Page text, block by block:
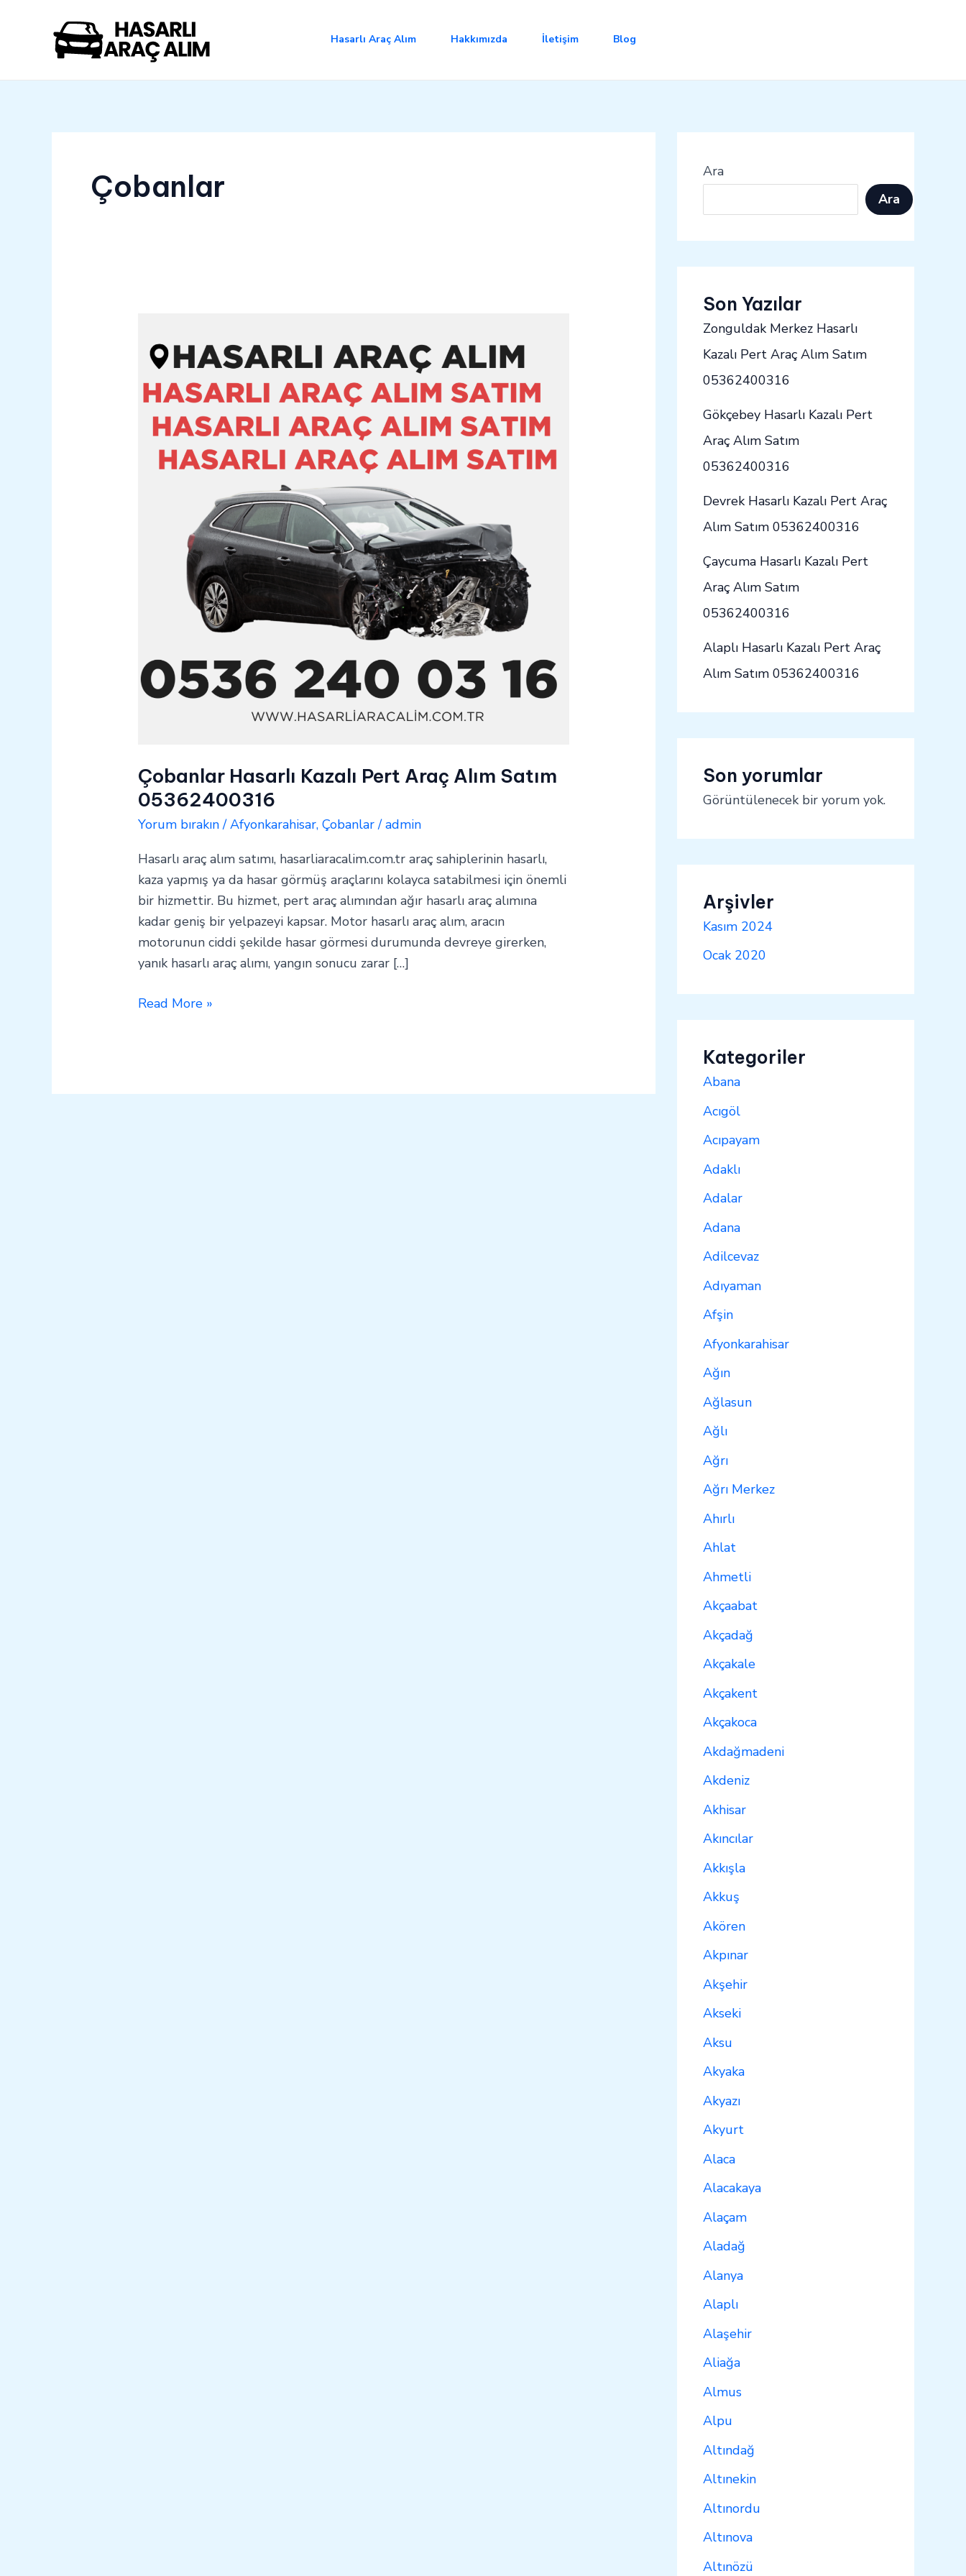
Hasarlı Araç Alım Hakkımızda İletişim Blog
Çobanlar
Çobanlar Hasarlı Kazalı Pert Araç Alım Satım
05362400316
Yorum bırakın /Afyonkarahisar,Çobanlar/admin
Hasarlı araç alım satımı, hasarliaracalim.com.tr araç sahiplerinin hasarlı,
kaza yapmış ya da hasar görmüş araçlarını kolayca satabilmesi için önemli
bir hizmettir. Bu hizmet, pert araç alımından ağır hasarlı araç alımına
kadar geniş bir yelpazeyi kapsar. Motor hasarlı araç alım, aracın
motorunun ciddi şekilde hasar görmesi durumunda devreye girerken,
yanık hasarlı araç alımı, yangın sonucu zarar […]
Hasarlı
Kazalı
Pert
Araç
Alım
Satım
05362400316
Read More »
Ara
Ara
Son Yazılar
Zonguldak Merkez Hasarlı
Kazalı Pert Araç Alım Satım
05362400316
Gökçebey Hasarlı Kazalı Pert
Araç Alım Satım
05362400316
Devrek Hasarlı Kazalı Pert Araç
Alım Satım 05362400316
Çaycuma Hasarlı Kazalı Pert
Araç Alım Satım
05362400316
Alaplı Hasarlı Kazalı Pert Araç
Alım Satım 05362400316
Son yorumlar
Görüntülenecek bir yorum yok.
Arşivler
Kasım 2024
Ocak 2020
Kategoriler
Abana
Acıgöl
Acıpayam
Adaklı
Adalar
Adana
Adilcevaz
Adıyaman
Afşin
Afyonkarahisar
Ağın
Ağlasun
Ağlı
Ağrı
Ağrı Merkez
Ahırlı
Ahlat
Ahmetli
Akçaabat
Akçadağ
Akçakale
Akçakent
Akçakoca
Akdağmadeni
Akdeniz
Akhisar
Akıncılar
Akkışla
Akkuş
Akören
Akpınar
Akşehir
Akseki
Aksu
Akyaka
Akyazı
Akyurt
Alaca
Alacakaya
Alaçam
Aladağ
Alanya
Alaplı
Alaşehir
Aliağa
Almus
Alpu
Altındağ
Altınekin
Altınordu
Altınova
Altınözü